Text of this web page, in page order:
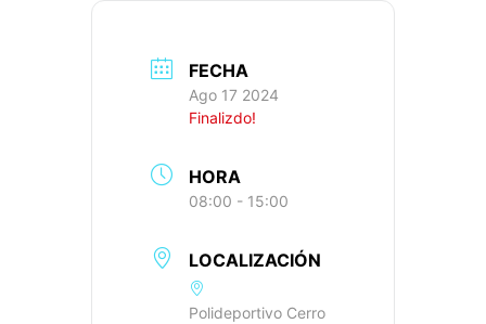
FECHA
Ago 17 2024
Finalizdo!
HORA
08:00 - 15:00
LOCALIZACIÓN
Polideportivo Cerro